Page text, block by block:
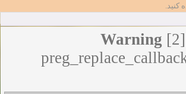
کنید.
Warning